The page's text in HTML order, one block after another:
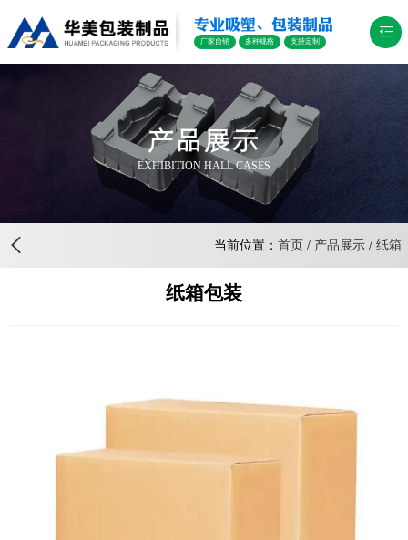
专业吸塑、包装制品
厂家自销 多种规格 支持定制
产品展示
EXHIBITION HALL CASES
当前位置： 首页 / 产品展示 / 纸箱
纸箱包装